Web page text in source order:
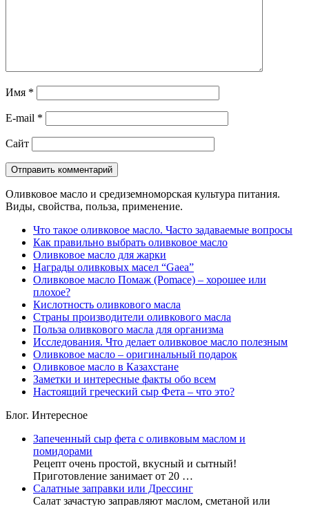
Имя *
E-mail *
Сайт
Оливковое масло и средиземноморская культура питания.
Виды, свойства, польза, применение.
Что такое оливковое масло. Часто задаваемые вопросы
Как правильно выбрать оливковое масло
Оливковое масло для жарки
Награды оливковых масел “Gaea”
Оливковое масло Помаж (Pomace) – хорошее или
плохое?
Кислотность оливкового масла
Страны производители оливкового масла
Польза оливкового масла для организма
Исследования. Что делает оливковое масло полезным
Оливковое масло – оригинальный подарок
Оливковое масло в Казахстане
Заметки и интересные факты обо всем
Настоящий греческий сыр Фета – что это?
Блог. Интересное
Запеченный сыр фета с оливковым маслом и
помидорами
Рецепт очень простой, вкусный и сытный!
Приготовление занимает от 20 …
Салатные заправки или Дрессинг
Салат зачастую заправляют маслом, сметаной или